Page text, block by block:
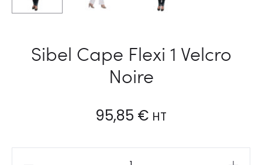
Sibel Cape Flexi 1 Velcro
Noire
95,85 € HT